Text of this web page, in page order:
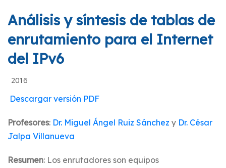
Análisis y síntesis de tablas de
enrutamiento para el Internet
del IPv6
2016
Descargar versión PDF
Profesores: Dr. Miguel Ángel Ruiz Sánchez y Dr. César
Jalpa Villanueva
Resumen: Los enrutadores son equipos